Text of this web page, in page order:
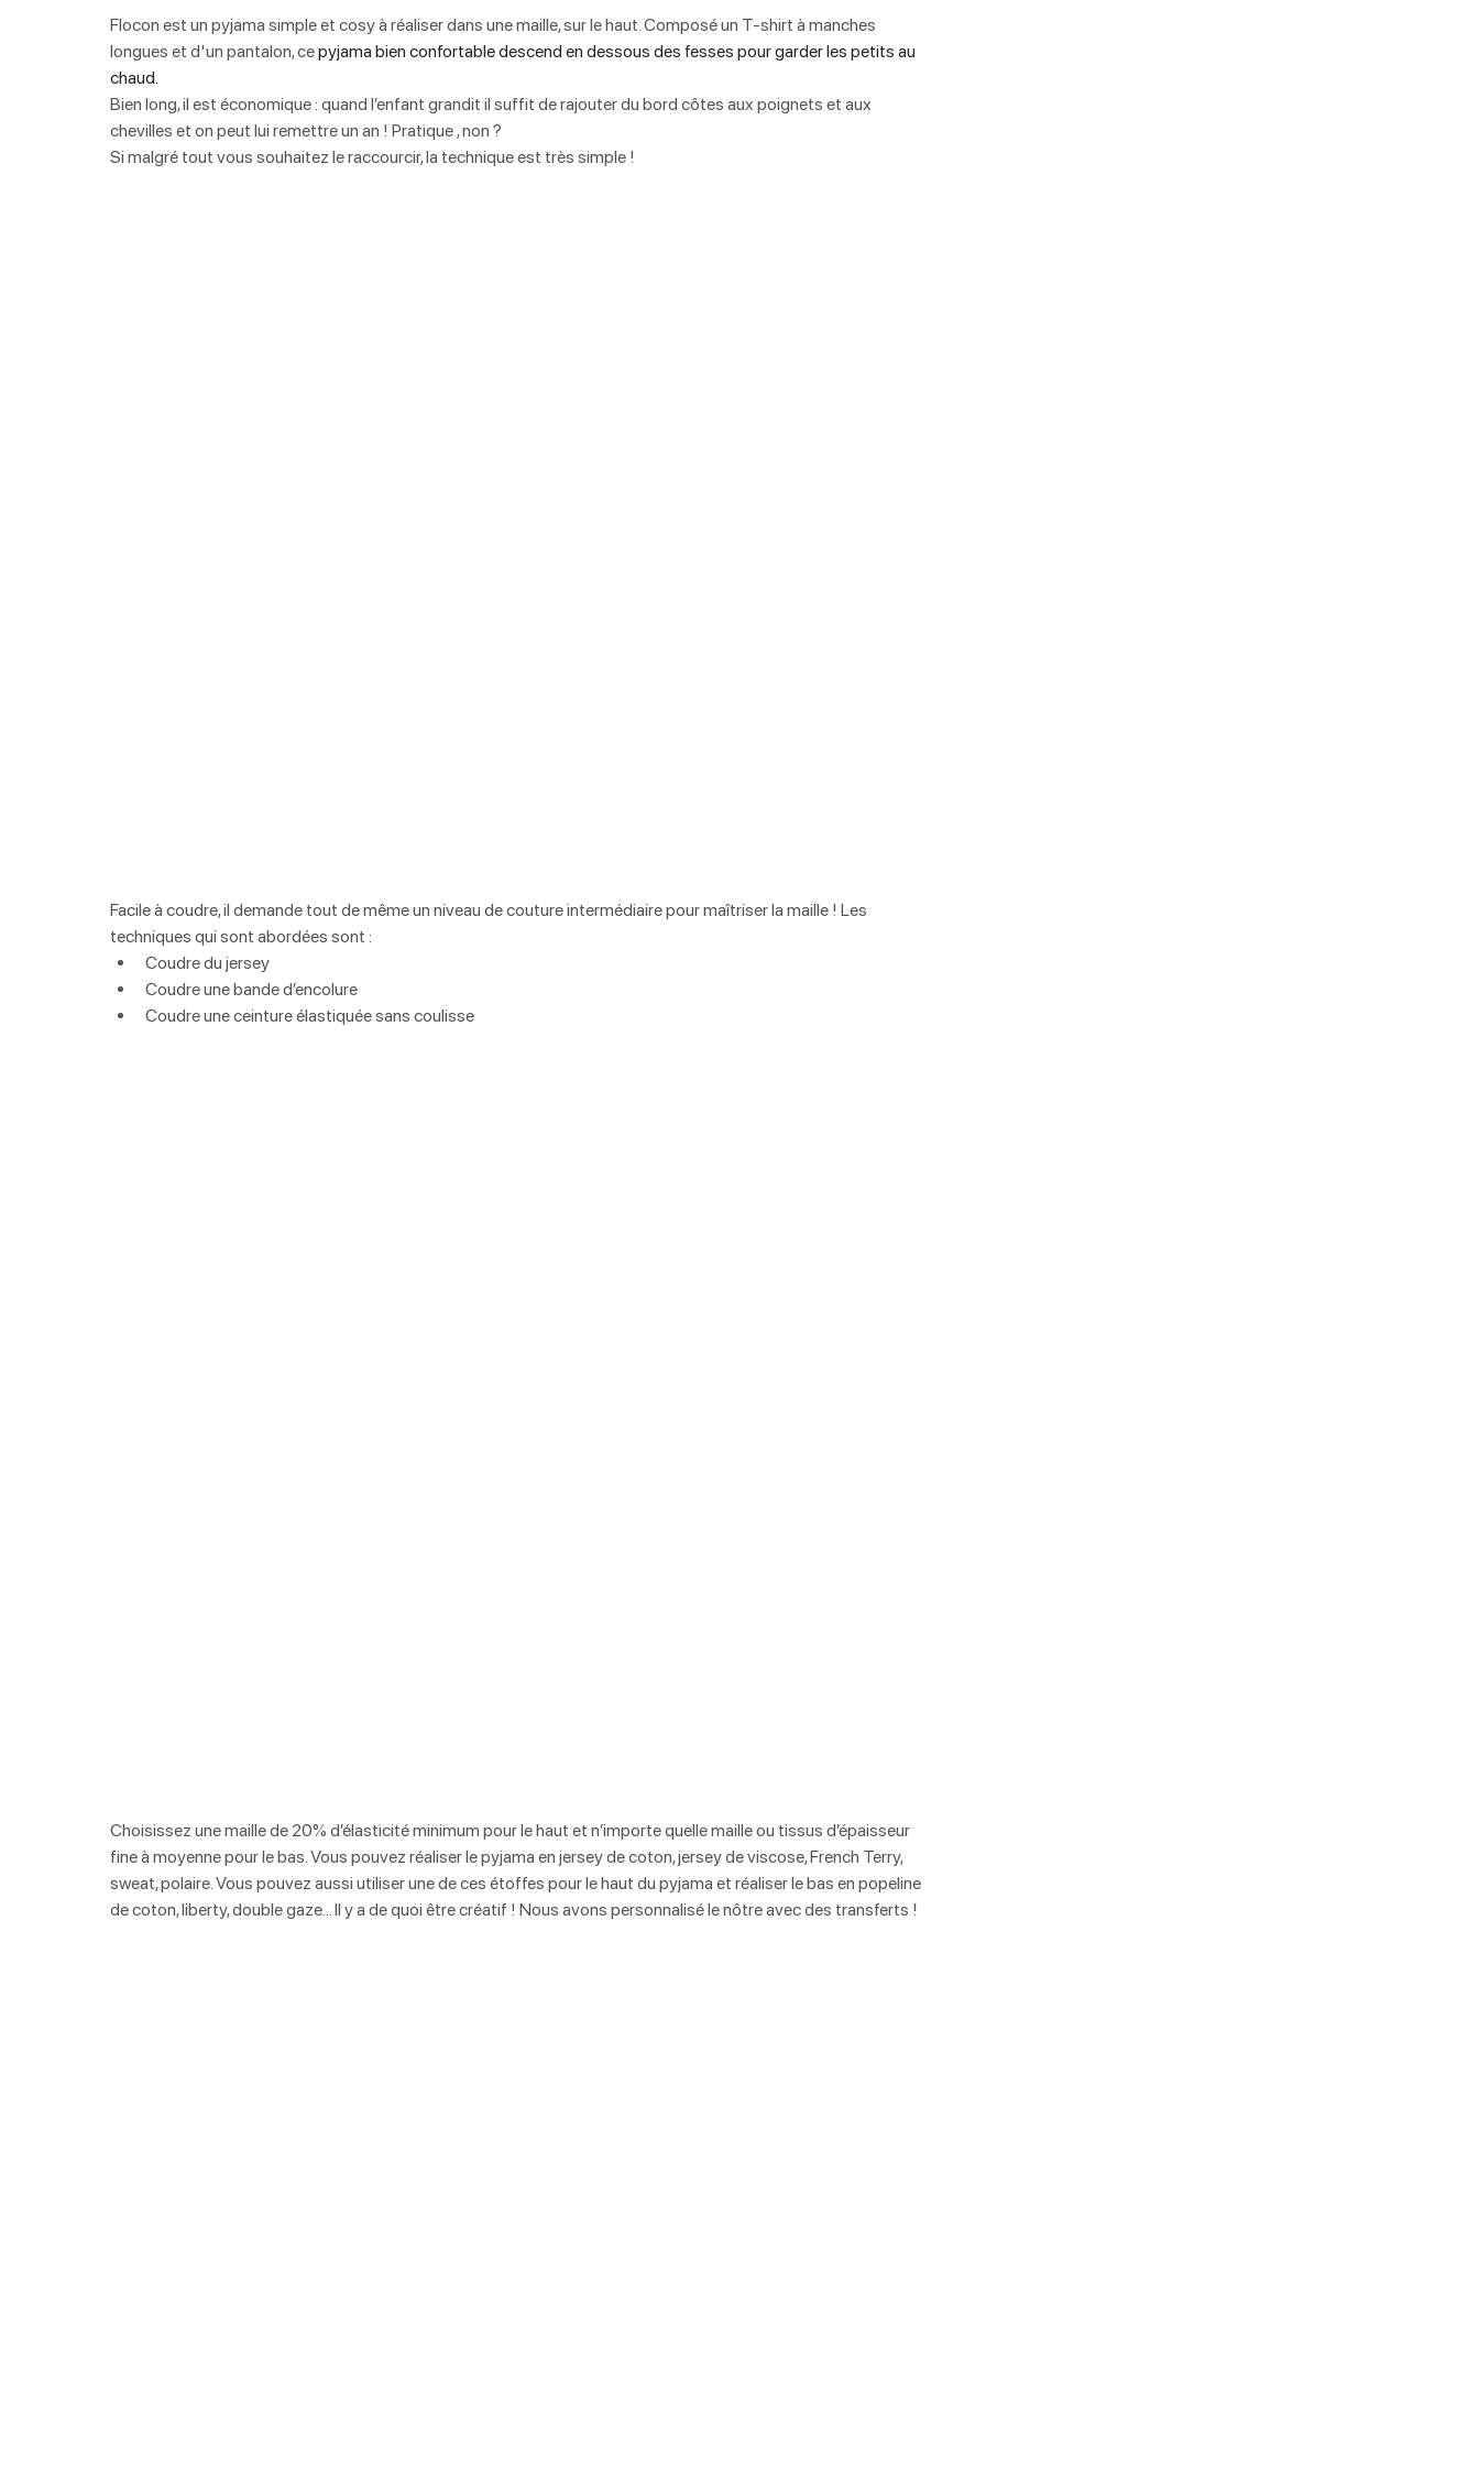
Flocon est un pyjama simple et cosy à réaliser dans une maille, sur le haut. Composé un T-shirt à manches
longues et d'un pantalon, ce pyjama bien confortable descend en dessous des fesses pour garder les petits au
chaud.
Bien long, il est économique : quand l’enfant grandit il suffit de rajouter du bord côtes aux poignets et aux
chevilles et on peut lui remettre un an ! Pratique , non ?
Si malgré tout vous souhaitez le raccourcir, la technique est très simple !
Facile à coudre, il demande tout de même un niveau de couture intermédiaire pour maîtriser la maille ! Les
techniques qui sont abordées sont :
Coudre du jersey
Coudre une bande d’encolure
Coudre une ceinture élastiquée sans coulisse
Choisissez une maille de 20% d’élasticité minimum pour le haut et n’importe quelle maille ou tissus d’épaisseur
fine à moyenne pour le bas. Vous pouvez réaliser le pyjama en jersey de coton, jersey de viscose, French Terry,
sweat, polaire. Vous pouvez aussi utiliser une de ces étoffes pour le haut du pyjama et réaliser le bas en popeline
de coton, liberty, double gaze… Il y a de quoi être créatif ! Nous avons personnalisé le nôtre avec des transferts !